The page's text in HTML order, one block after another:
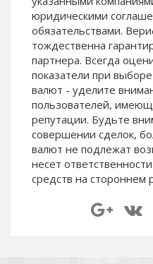
юридическими
обязательствами.
тождественна
партнера. Всегда
показатели при
валют - уделите
пользователей,
репутации. Будьте
совершении сделок,
валют не подлежат
несет
средств на стороннем
Capitalist RUB
Capitalist EUR
Payoneer USD
Revolut Binance USD
(BUSD)
Revolut USD
Revolut GBP
Global24 UAH
Piastrix RUB